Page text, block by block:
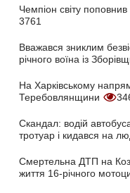
Чемпіон світу
3761
Вважався зниклим
річного воїна із
На Харківському
Теребовлянщини
Скандал: водій
тротуар і кидався на
Смертельна ДТП на
життя 16-річного